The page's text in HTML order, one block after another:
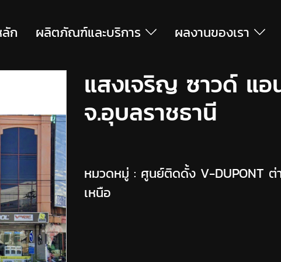
ก ผลิตภัณฑ์และบริการ ผลงานของเรา
แสงเจริญ ซาวด์ แ
จ.อุบลราชธานี
หมวดหมู่ : ศูนย์ติดดั้ง V-DUPONT ต่
เหนือ